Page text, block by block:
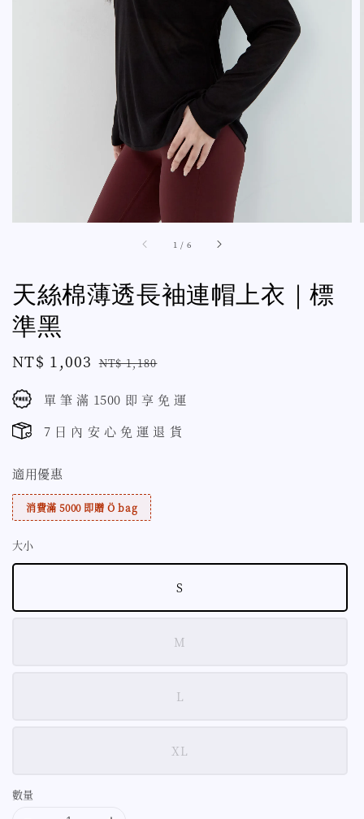
1 / 6
天絲棉薄透長袖連帽上衣｜標
準黑
Sale
NT$ 1,003 Regular
NT$ 1,180
單 筆 滿 1500 即 享 免 運
7 日 內 安 心 免 運 退 貨
適用優惠
消費滿 5000 即贈 Ö bag
大小
S
M
L
XL
數量